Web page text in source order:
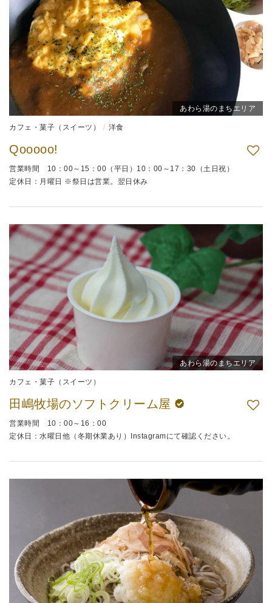
あわら湯のまちエリア
カフェ・菓子（スイーツ） 洋食
Qooooo!
営業時間 10：00～15：00（平日）10：00～17：30（土日祝）
定休日：月曜日 ※祭日は営業。翌日休み
あわら湯のまちエリア
カフェ・菓子（スイーツ）
田嶋牧場のソフトクリーム屋
営業時間 10：00～16：00
定休日：水曜日他（冬期休業あり）Instagramにて確認ください。